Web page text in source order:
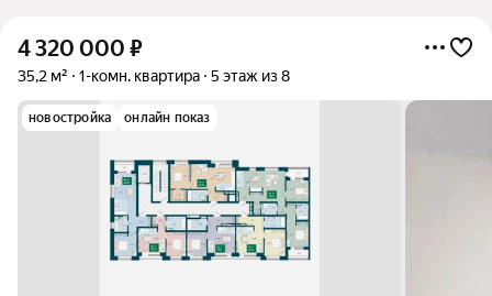
4 320 000 ₽
35,2 м² 1-комн. квартира 5 этаж из 8
новостройка онлайн показ